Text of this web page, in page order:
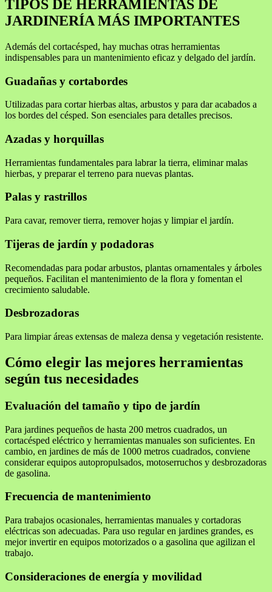
TIPOS DE HERRAMIENTAS DE
JARDINERÍA MÁS IMPORTANTES
Además del cortacésped, hay muchas otras herramientas
indispensables para un mantenimiento eficaz y delgado del jardín.
Guadañas y cortabordes
Utilizadas para cortar hierbas altas, arbustos y para dar acabados a
los bordes del césped. Son esenciales para detalles precisos.
Azadas y horquillas
Herramientas fundamentales para labrar la tierra, eliminar malas
hierbas, y preparar el terreno para nuevas plantas.
Palas y rastrillos
Para cavar, remover tierra, remover hojas y limpiar el jardín.
Tijeras de jardín y podadoras
Recomendadas para podar arbustos, plantas ornamentales y árboles
pequeños. Facilitan el mantenimiento de la flora y fomentan el
crecimiento saludable.
Desbrozadoras
Para limpiar áreas extensas de maleza densa y vegetación resistente.
Cómo elegir las mejores herramientas
según tus necesidades
Evaluación del tamaño y tipo de jardín
Para jardines pequeños de hasta 200 metros cuadrados, un
cortacésped eléctrico y herramientas manuales son suficientes. En
cambio, en jardines de más de 1000 metros cuadrados, conviene
considerar equipos autopropulsados, motoserruchos y desbrozadoras
de gasolina.
Frecuencia de mantenimiento
Para trabajos ocasionales, herramientas manuales y cortadoras
eléctricas son adecuadas. Para uso regular en jardines grandes, es
mejor invertir en equipos motorizados o a gasolina que agilizan el
trabajo.
Consideraciones de energía y movilidad